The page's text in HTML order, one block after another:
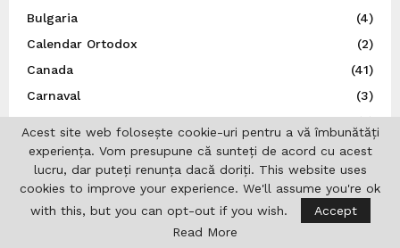
Bulgaria
(4)
Calendar Ortodox
(2)
Canada
(41)
Carnaval
(3)
Cehia
(5)
China
(3)
Comunicat de presă
(284)
(8)
(1)
Acest site web folosește cookie-uri pentru a vă îmbunătăți
experiența. Vom presupune că sunteți de acord cu acest
lucru, dar puteți renunța dacă doriți. This website uses
cookies to improve your experience. We'll assume you're ok
with this, but you can opt-out if you wish.
Accept
Read More